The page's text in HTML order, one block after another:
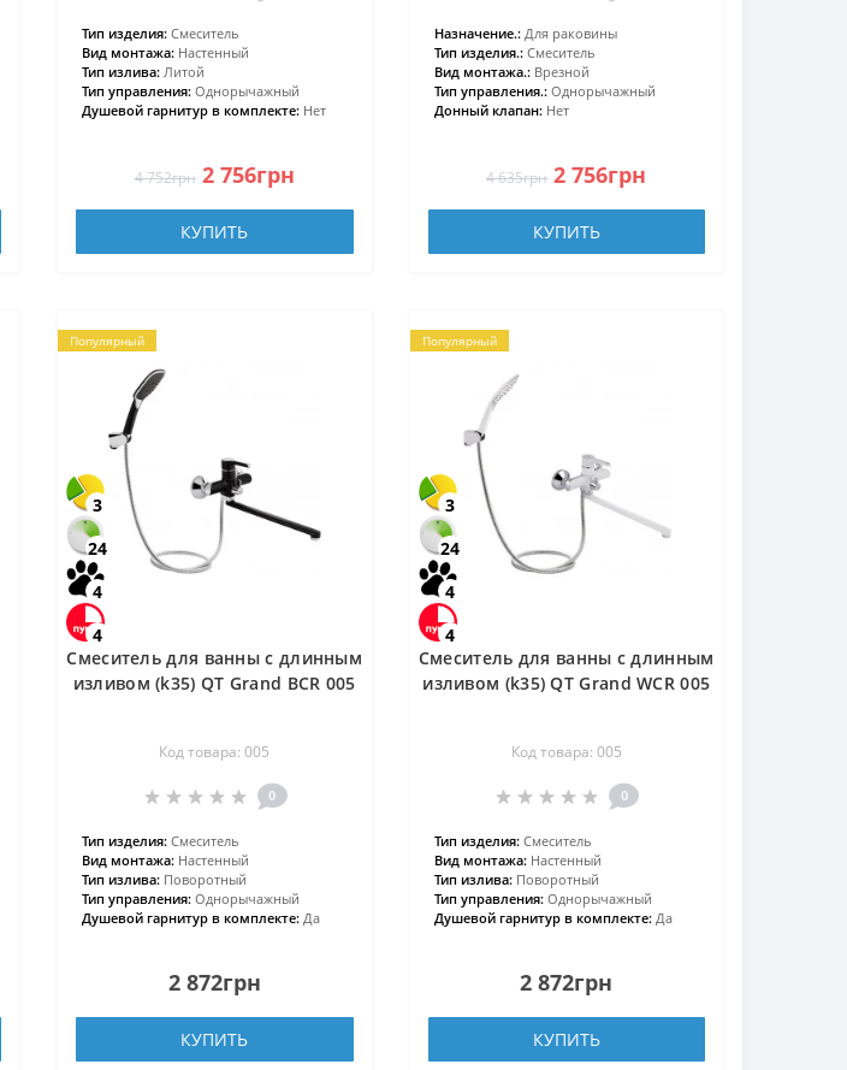
Тип изделия: Смеситель
Вид монтажа: Настенный
Тип излива: Литой
Тип управления: Однорычажный
Душевой гарнитур в комплекте: Нет
4 752грн 2 756грн
КУПИТЬ
Назначение.: Для раковины
Тип изделия.: Смеситель
Вид монтажа.: Врезной
Тип управления.: Однорычажный
Донный клапан: Нет
4 635грн 2 756грн
КУПИТЬ
Популярный
3
24
4
4
Смеситель для ванны с длинным
изливом (k35) QT Grand BCR 005
Код товара: 005
0
Тип изделия: Смеситель
Вид монтажа: Настенный
Тип излива: Поворотный
Тип управления: Однорычажный
Душевой гарнитур в комплекте: Да
2 872грн
КУПИТЬ
Популярный
3
24
4
4
Смеситель для ванны с длинным
изливом (k35) QT Grand WCR 005
Код товара: 005
0
Тип изделия: Смеситель
Вид монтажа: Настенный
Тип излива: Поворотный
Тип управления: Однорычажный
Душевой гарнитур в комплекте: Да
2 872грн
КУПИТЬ